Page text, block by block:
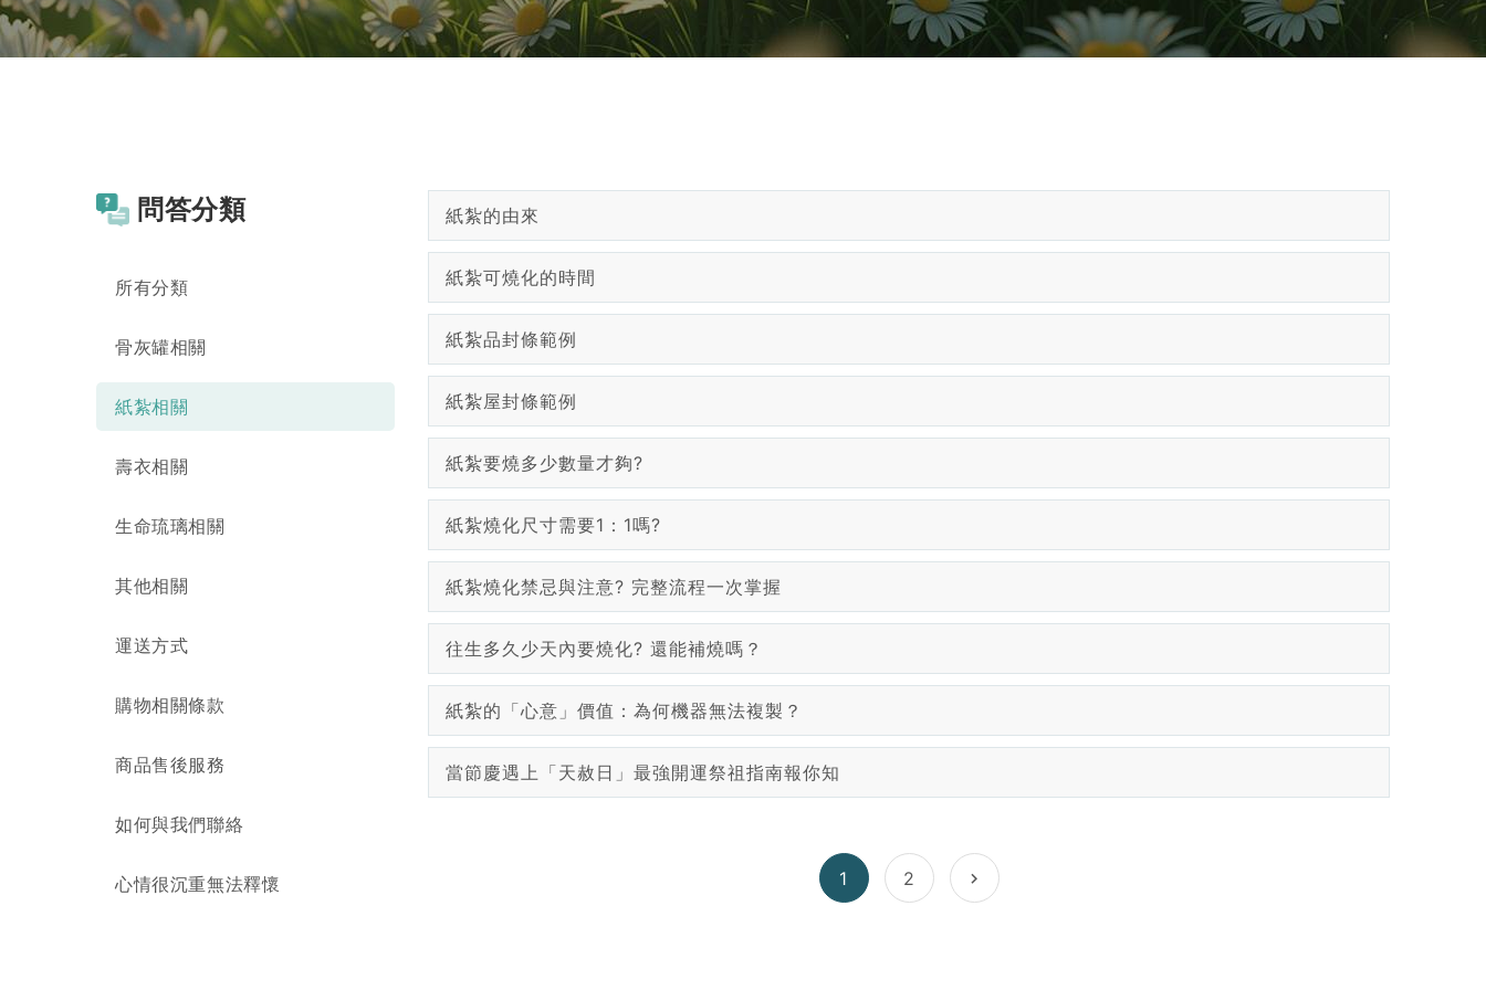
問答分類
所有分類
骨灰罐相關
紙紮相關
壽衣相關
生命琉璃相關
其他相關
運送方式
購物相關條款
商品售後服務
如何與我們聯絡
心情很沉重無法釋懷
紙紮的由來
紙紮可燒化的時間
紙紮品封條範例
紙紮屋封條範例
紙紮要燒多少數量才夠?
紙紮燒化尺寸需要1：1嗎?
紙紮燒化禁忌與注意? 完整流程一次掌握
往生多久少天內要燒化? 還能補燒嗎？
紙紮的「心意」價值：為何機器無法複製？
當節慶遇上「天赦日」最強開運祭祖指南報你知
1 2